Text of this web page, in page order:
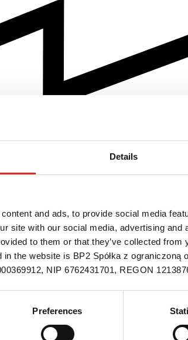
Details
and ads, to provide social media
site with our social media, advertising
to them or that they’ve collected
the website is BP2 Spółka z ograniczoną
NIP 6762431701, REGON
Preferences